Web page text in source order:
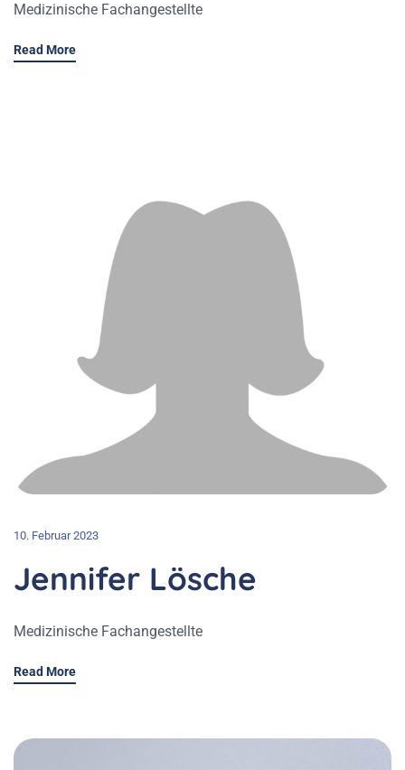
Medizinische Fachangestellte
Read More
10. Februar 2023
Jennifer Lösche
Medizinische Fachangestellte
Read More